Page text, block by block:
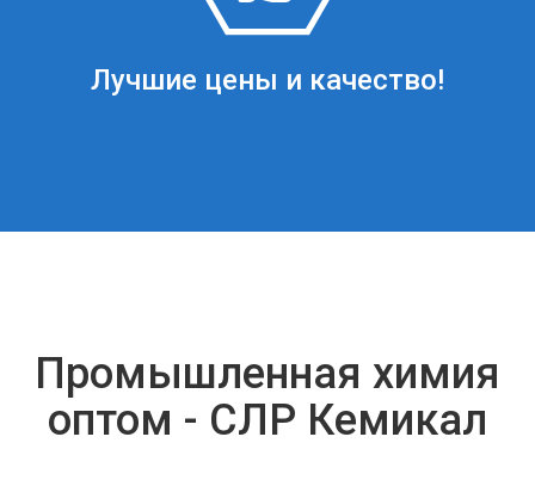
Лучшие цены и качество!
Промышленная химия
оптом - СЛР Кемикал